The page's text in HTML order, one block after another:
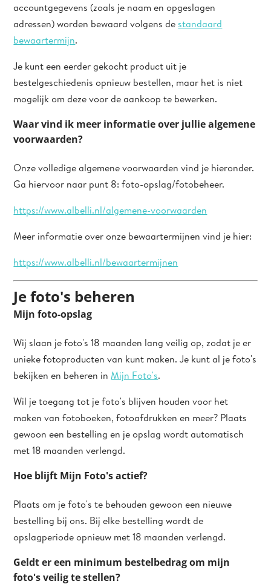
accountgegevens (zoals je naam en opgeslagen
adressen) worden bewaard volgens de standaard
bewaartermijn.
Je kunt een eerder gekocht product uit je
bestelgeschiedenis opnieuw bestellen, maar het is niet
mogelijk om deze voor de aankoop te bewerken.
Waar vind ik meer informatie over jullie algemene
voorwaarden?
Onze volledige algemene voorwaarden vind je hieronder.
Ga hiervoor naar punt 8: foto-opslag/fotobeheer.
https://www.albelli.nl/algemene-voorwaarden
Meer informatie over onze bewaartermijnen vind je hier:
https://www.albelli.nl/bewaartermijnen
Je foto's beheren
Mijn foto-opslag
Wij slaan je foto's 18 maanden lang veilig op, zodat je er
unieke fotoproducten van kunt maken. Je kunt al je foto's
bekijken en beheren in Mijn Foto's.
Wil je toegang tot je foto's blijven houden voor het
maken van fotoboeken, fotoafdrukken en meer? Plaats
gewoon een bestelling en je opslag wordt automatisch
met 18 maanden verlengd.
Hoe blijft Mijn Foto's actief?
Plaats om je foto's te behouden gewoon een nieuwe
bestelling bij ons. Bij elke bestelling wordt de
opslagperiode opnieuw met 18 maanden verlengd.
Geldt er een minimum bestelbedrag om mijn
foto's veilig te stellen?